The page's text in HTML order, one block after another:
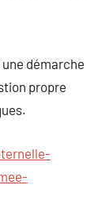
démarche
propre